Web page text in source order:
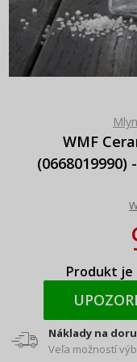
WMF
Produkt je
Náklady na
Veľa možností